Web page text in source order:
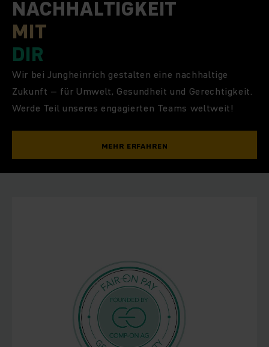
NACHHALTIGKEIT
MIT
DIR
Wir bei Jungheinrich gestalten eine nachhaltige
Zukunft – für Umwelt, Gesundheit und Gerechtigkeit.
Werde Teil unseres engagierten Teams weltweit!
MEHR ERFAHREN